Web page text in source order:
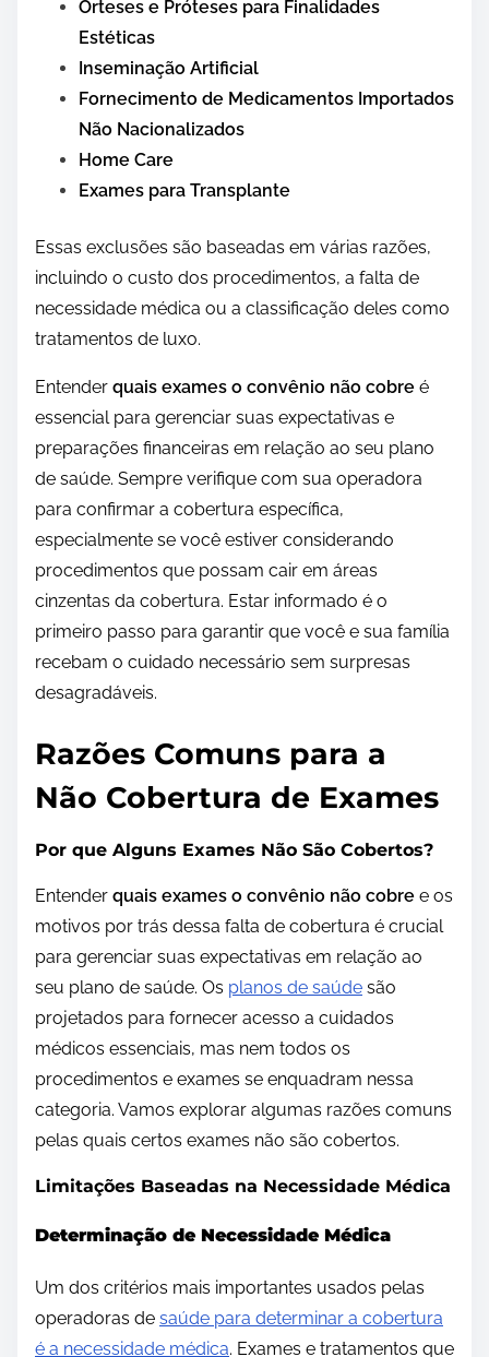
Órteses e Próteses para Finalidades
Estéticas
Inseminação Artificial
Fornecimento de Medicamentos Importados
Não Nacionalizados
Home Care
Exames para Transplante
Essas exclusões são baseadas em várias razões,
incluindo o custo dos procedimentos, a falta de
necessidade médica ou a classificação deles como
tratamentos de luxo.
Entender quais exames o convênio não cobre é
essencial para gerenciar suas expectativas e
preparações financeiras em relação ao seu plano
de saúde. Sempre verifique com sua operadora
para confirmar a cobertura específica,
especialmente se você estiver considerando
procedimentos que possam cair em áreas
cinzentas da cobertura. Estar informado é o
primeiro passo para garantir que você e sua família
recebam o cuidado necessário sem surpresas
desagradáveis.
Razões Comuns para a
Não Cobertura de Exames
Por que Alguns Exames Não São Cobertos?
Entender quais exames o convênio não cobre e os
motivos por trás dessa falta de cobertura é crucial
para gerenciar suas expectativas em relação ao
seu plano de saúde. Os planos de saúde são
projetados para fornecer acesso a cuidados
médicos essenciais, mas nem todos os
procedimentos e exames se enquadram nessa
categoria. Vamos explorar algumas razões comuns
pelas quais certos exames não são cobertos.
Limitações Baseadas na Necessidade Médica
Determinação de Necessidade Médica
Um dos critérios mais importantes usados pelas
operadoras de saúde para determinar a cobertura
é a necessidade médica. Exames e tratamentos que